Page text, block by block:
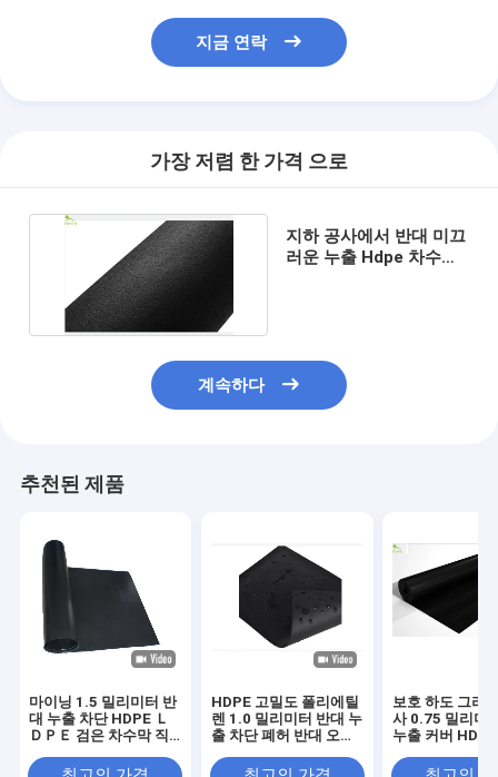
지금 연락
가장 저렴 한 가격 으로
지하 공사에서 반대 미끄
러운 누출 Hdpe 차수막
계속하다
추천된 제품
마이닝 1.5 밀리미터 반
대 누출 차단 HDPE Ｌ
ＤＰＥ 검은 차수막 직
HDPE 고밀도 폴리에틸
렌 1.0 밀리미터 반대 누
출 차단 폐허 반대 오염
이너
보호 하도 그라
사 0.75 밀리미
누출 커버
이너